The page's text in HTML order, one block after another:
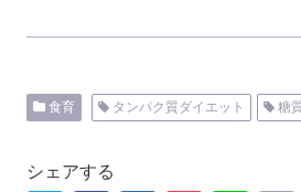
食育 タンパク質ダイエット 糖
シェアする